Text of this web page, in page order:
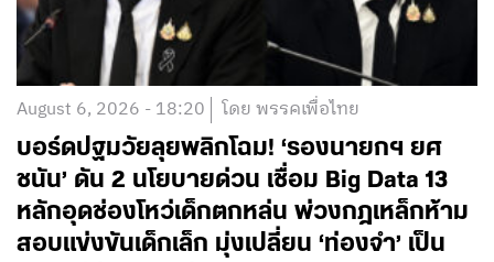
August 6, 2026 - 18:20 โดย พรรคเพื่อไทย
บอร์ดปฐมวัยลุยพลิกโฉม! ‘รองนายกฯ ยศ
ชนัน’ ดัน 2 นโยบายด่วน เชื่อม Big Data 13
หลักอุดช่องโหว่เด็กตกหล่น พ่วงกฎเหล็กห้าม
สอบแข่งขันเด็กเล็ก มุ่งเปลี่ยน ‘ท่องจำ’ เป็น